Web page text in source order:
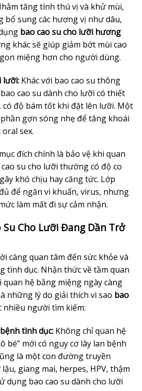
tăng tính thú vị và khử mùi,
bổ sung các hương vị như dâu,
bao cao su cho lưỡi hương
khác sẽ giúp giảm bớt mùi cao
miệng hơn cho người dùng.
lưỡi: Khác với bao cao su thông
cao su dành cho lưỡi có thiết
có độ bám tốt khi đặt lên lưỡi. Một
gợn sóng nhẹ để tăng khoái
sex.
đích chính là bảo vệ khi quan
su cho lưỡi thường có độ co
khó chịu hay căng tức. Lớp
để ngăn vi khuẩn, virus, nhưng
làm mất đi sự cảm nhận.
Su Cho Lưỡi Đang Dần Trở
càng quan tâm đến sức khỏe và
tình dục. Nhận thức về tầm quan
hệ bằng miệng ngày càng
những lý do giải thích vì sao bao
nhiều người tìm kiếm:
tình dục: Không chỉ quan hệ
bé” mới có nguy cơ lây lan bệnh
là một con đường truyền
giang mai, herpes, HPV, thậm
dụng bao cao su dành cho lưỡi